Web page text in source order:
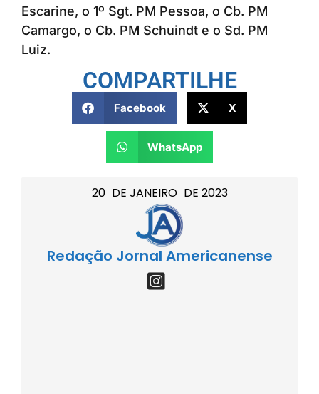
20 DE JANEIRO DE 2023
Redação Jornal Americanense
Escarine, o 1º Sgt. PM Pessoa, o Cb. PM
Camargo, o Cb. PM Schuindt e o Sd. PM
Luiz.
COMPARTILHE
Facebook X
WhatsApp